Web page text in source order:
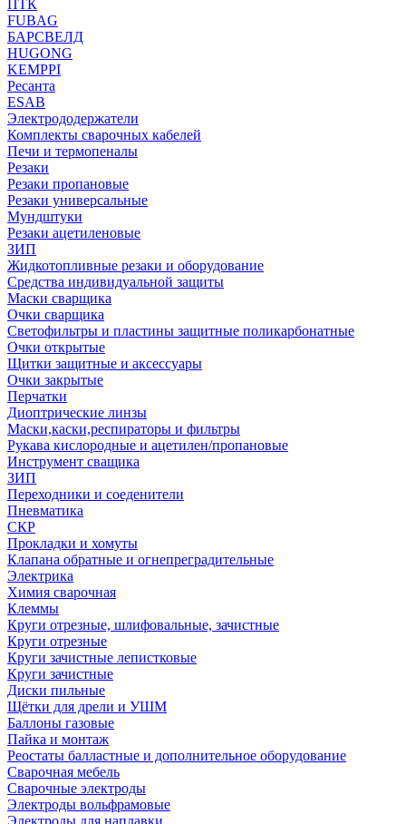
ПТК
FUBAG
БАРСВЕЛД
HUGONG
KEMPPI
Ресанта
ESAB
Электрододержатели
Комплекты сварочных кабелей
Печи и термопеналы
Резаки
Резаки пропановые
Резаки универсальные
Мундштуки
Резаки ацетиленовые
ЗИП
Жидкотопливные резаки и оборудование
Средства индивидуальной защиты
Маски сварщика
Очки сварщика
Светофильтры и пластины защитные поликарбонатные
Очки открытые
Щитки защитные и аксессуары
Очки закрытые
Перчатки
Диоптрические линзы
Маски,каски,респираторы и фильтры
Рукава кислородные и ацетилен/пропановые
Инструмент сващика
ЗИП
Переходники и соеденители
Пневматика
СКР
Прокладки и хомуты
Клапана обратные и огнепреградительные
Электрика
Химия сварочная
Клеммы
Круги отрезные, шлифовальные, зачистные
Круги отрезные
Круги зачистные лепистковые
Круги зачистные
Диски пильные
Щётки для дрели и УШМ
Баллоны газовые
Пайка и монтаж
Реостаты балластные и дополнительное оборудование
Сварочная мебель
Cварочные электроды
Электроды вольфрамовые
Электроды для наплавки